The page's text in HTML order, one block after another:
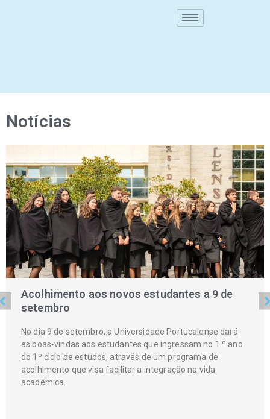
Notícias
Acolhimento aos novos estudantes a 9 de
setembro
No dia 9 de setembro, a Universidade Portucalense dará
as boas-vindas aos estudantes que ingressam no 1.º ano
do 1º ciclo de estudos, através de um programa de
acolhimento que visa facilitar a integração na vida
académica.